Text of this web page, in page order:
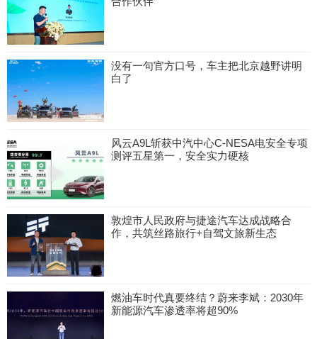
没有一句官方口号，车主把北京越野讲明
白了
风云A9L斩获中汽中心C-NESA电安全专项
测评五星第一，安全实力硬核
敦煌市人民政府与捷途汽车达成战略合
作，共筑丝路旅行+自驾文旅新生态
燃油车时代真要终结？蔚来李斌：2030年
新能源汽车渗透率将超90%